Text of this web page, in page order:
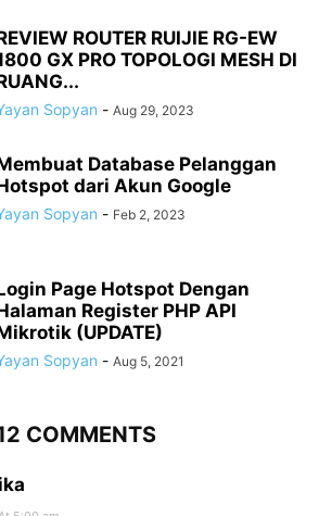
ROUTER RUIJIE RG-EW
GX PRO TOPOLOGI MESH DI
Sopyan - Aug 29, 2023
Database Pelanggan
dari Akun Google
Sopyan - Feb 2, 2023
Page Hotspot Dengan
Register PHP API
(UPDATE)
Sopyan - Aug 5, 2021
COMMENTS